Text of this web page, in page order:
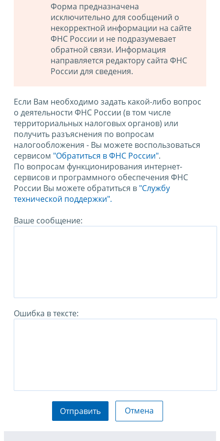
Форма предназначена
исключительно для сообщений о
некорректной информации на сайте
ФНС России и не подразумевает
обратной связи. Информация
направляется редактору сайта ФНС
России для сведения.
Если Вам необходимо задать какой-либо вопрос
о деятельности ФНС России (в том числе
территориальных налоговых органов) или
получить разъяснения по вопросам
налогообложения - Вы можете воспользоваться
сервисом "Обратиться в ФНС России".
По вопросам функционирования интернет-
сервисов и программного обеспечения ФНС
России Вы можете обратиться в "Службу
технической поддержки".
Ваше сообщение:
Ошибка в тексте:
Отправить Отмена